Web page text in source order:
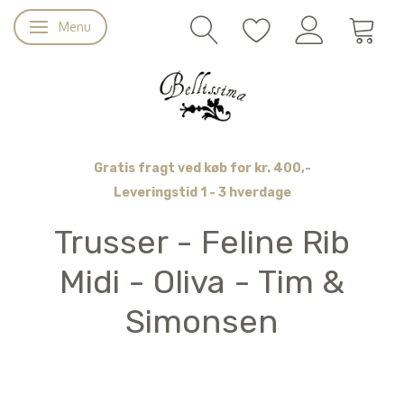
Skifte navigation
Menu
Gratis fragt ved køb for kr. 400,-
Leveringstid 1 - 3 hverdage
Trusser - Feline Rib
Midi - Oliva - Tim &
Simonsen